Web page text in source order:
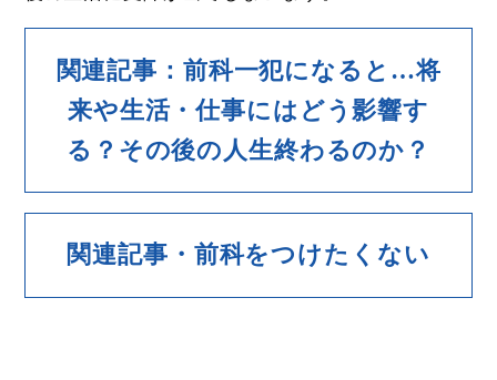
関連記事：前科一犯になると…将
来や生活・仕事にはどう影響す
る？その後の人生終わるのか？
関連記事・前科をつけたくない